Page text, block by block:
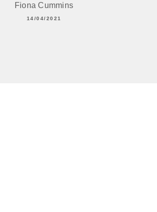
Fiona Cummins
14/04/2021